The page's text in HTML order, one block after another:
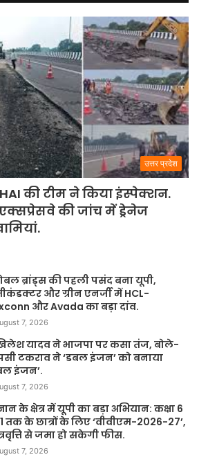
उत्तर प्रदेश
की टीम ने किया इंस्पेक्शन.
की जांच में ड्रेनेज
ब्रांड्स की पहली पसंद बना यूपी,
और ग्रीन एनर्जी में HCL-
और Avada का बड़ा दांव.
7, 2026
यादव ने भाजपा पर कसा तंज, बोले-
टकराव ने ‘डबल इंजन’ को बनाया
इंजन’.
7, 2026
के क्षेत्र में यूपी का बड़ा अभियान: कक्षा 6
तक के छात्रों के लिए ‘वीवीएम-2026-27’,
से जमा हो सकेगी फीस.
7, 2026